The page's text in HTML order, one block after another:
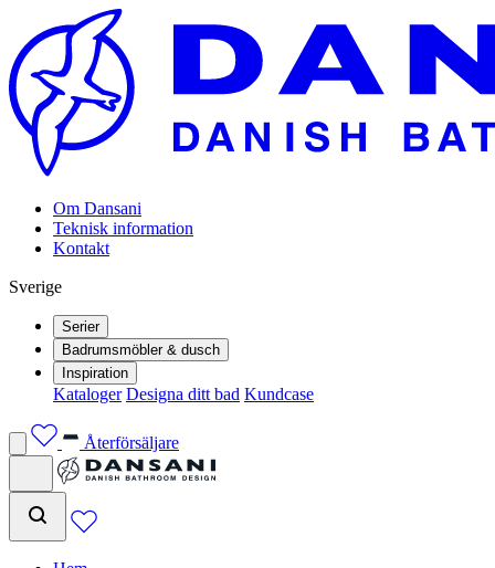
Om Dansani
Teknisk information
Kontakt
Sverige
Serier
Badrumsmöbler & dusch
Inspiration
Kataloger Designa ditt bad Kundcase
Återförsäljare